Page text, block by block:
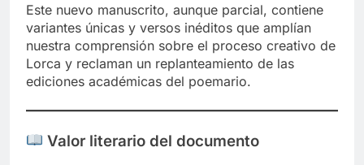
Este nuevo manuscrito, aunque parcial, contiene
variantes únicas y versos inéditos que amplían
nuestra comprensión sobre el proceso creativo de
Lorca y reclaman un replanteamiento de las
ediciones académicas del poemario.
Valor literario del documento